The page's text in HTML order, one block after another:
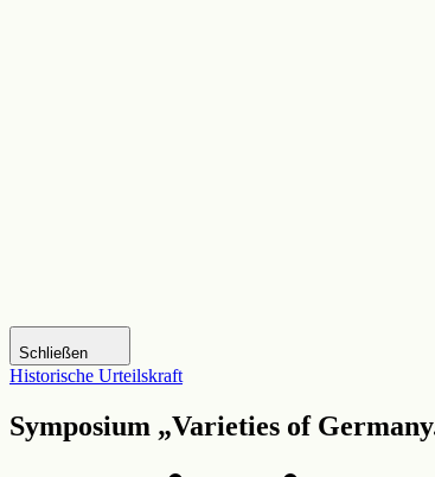
Schließen
Historische Urteilskraft
Symposium „Varieties of